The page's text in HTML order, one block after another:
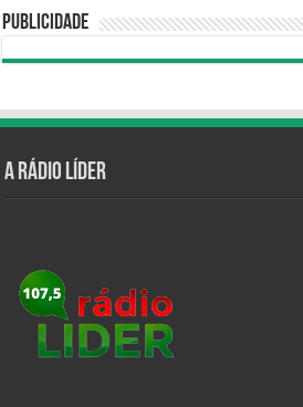
Publicidade
A Rádio Líder